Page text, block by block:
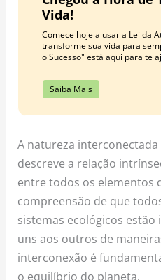
Vida!
Comece hoje a usar a Lei da
transforme sua vida para
o Sucesso" está aqui para te
Saiba Mais
A natureza
descreve a relação
entre todos os elementos
compreensão de que
sistemas ecológicos
uns aos outros de
interconexão é
o equilíbrio do planeta.